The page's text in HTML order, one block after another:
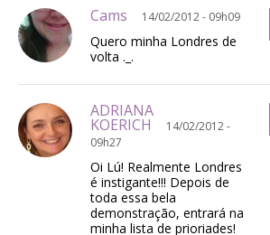
Cams 14/02/2012 - 09h09
Quero minha Londres de
volta ._.
ADRIANA
KOERICH
14/02/2012 -
09h27
Oi Lú! Realmente Londres
é instigante!!! Depois de
toda essa bela
demonstração, entrará na
minha lista de prioriades!